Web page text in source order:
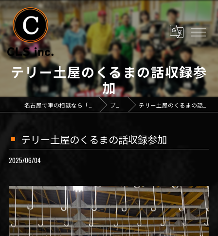
テリー土屋のくるまの話収録参
加
ブログ テリー土屋のくるまの話収録参加
テリー土屋のくるまの話収録参加
2025/06/04